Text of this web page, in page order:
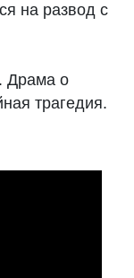
на развод с
Драма о
трагедия.